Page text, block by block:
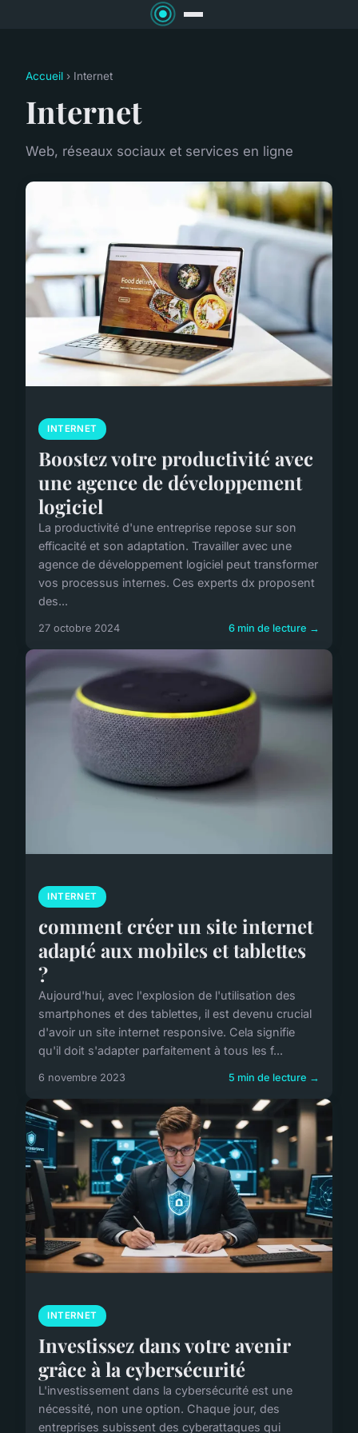
Accueil › Internet
Internet
Web, réseaux sociaux et services en ligne
INTERNET
Boostez votre productivité avec
une agence de développement
logiciel
La productivité d'une entreprise repose sur son
efficacité et son adaptation. Travailler avec une
agence de développement logiciel peut transformer
vos processus internes. Ces experts dx proposent
des...
27 octobre 2024 6 min de lecture →
INTERNET
comment créer un site internet
adapté aux mobiles et tablettes
?
Aujourd'hui, avec l'explosion de l'utilisation des
smartphones et des tablettes, il est devenu crucial
d'avoir un site internet responsive. Cela signifie
qu'il doit s'adapter parfaitement à tous les f...
6 novembre 2023 5 min de lecture →
INTERNET
Investissez dans votre avenir
grâce à la cybersécurité
L'investissement dans la cybersécurité est une
nécessité, non une option. Chaque jour, des
entreprises subissent des cyberattaques qui